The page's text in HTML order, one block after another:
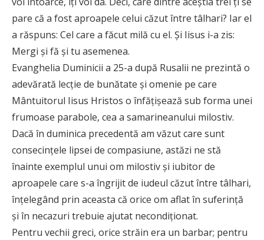
pare că a fost aproapele celui căzut între tâlhari? Iar el
a răspuns: Cel care a făcut milă cu el. Şi Iisus i-a zis:
Mergi şi fă şi tu asemenea.
Evanghelia Duminicii a 25-a după Rusalii ne prezintă o
adevărată lecție de bunătate și omenie pe care
Mântuitorul Iisus Hristos o înfățişează sub forma unei
frumoase parabole, cea a samarineanului milostiv.
Dacă în duminica precedentă am văzut care sunt
consecințele lipsei de compasiune, astăzi ne stă
înainte exemplul unui om milostiv și iubitor de
aproapele care s-a îngrijit de iudeul căzut între tâlhari,
înțelegând prin aceasta că orice om aflat în suferință
și în necazuri trebuie ajutat necondiționat.
Pentru vechii greci, orice străin era un barbar; pentru